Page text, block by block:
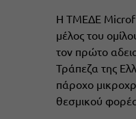
Η ΤΜΕΔΕ
μέλος του
τον πρώτο
Τράπεζα της
πάροχο
θεσμικού